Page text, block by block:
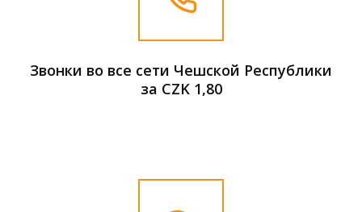
Звонки во все сети Чешской Республики
за CZK 1,80